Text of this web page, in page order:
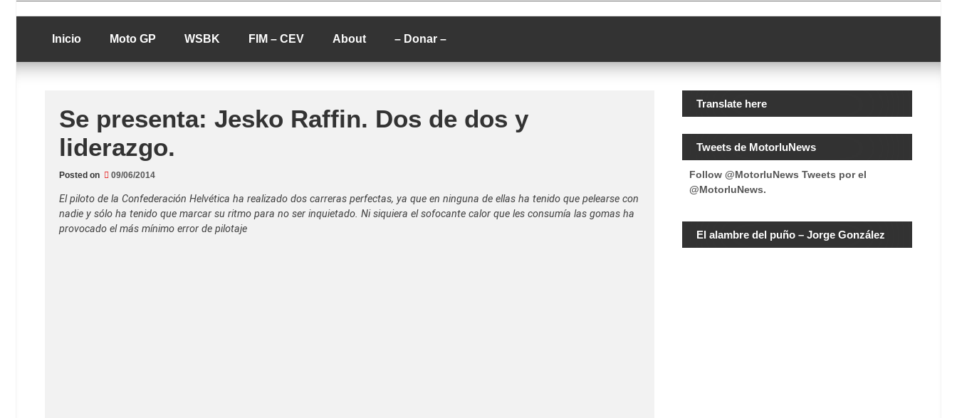
to
contentLucio Lopez GP
luciolopezgp
Inicio Moto GP WSBK FIM – CEV About – Donar –
Se presenta: Jesko Raffin. Dos de dos y
liderazgo.
Posted on 09/06/2014
El piloto de la Confederación Helvética ha realizado dos carreras perfectas, ya que en ninguna de ellas ha tenido que pelearse con
nadie y sólo ha tenido que marcar su ritmo para no ser inquietado. Ni siquiera el sofocante calor que les consumía las gomas ha
provocado el más mínimo error de pilotaje
Translate here
Tweets de MotorluNews
Follow @MotorluNews Tweets por el
@MotorluNews.
El alambre del puño – Jorge González